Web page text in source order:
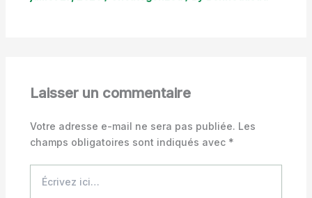
Laisser un commentaire
Votre adresse e-mail ne sera pas publiée. Les
champs obligatoires sont indiqués avec *
ici…